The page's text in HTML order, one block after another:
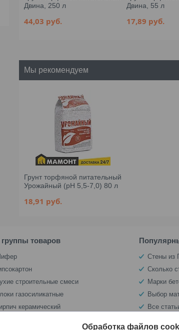
Двина, 250 л
44,03 руб.
Двина, 55 л
17,89 руб.
Мы рекомендуем
Грунт торфяной питательный
Урожайный (pH 5,5-7,0) 80 л
18,91 руб.
группы товаров
строительные смеси
газосиликатные
керамический
Стены из
Сколько
Марки
Выбор
Все
Обработка файлов